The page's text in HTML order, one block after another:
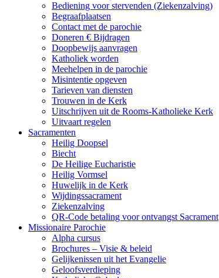
Bediening voor stervenden (Ziekenzalving)
Begraafplaatsen
Contact met de parochie
Doneren € Bijdragen
Doopbewijs aanvragen
Katholiek worden
Meehelpen in de parochie
Misintentie opgeven
Tarieven van diensten
Trouwen in de Kerk
Uitschrijven uit de Rooms-Katholieke Kerk
Uitvaart regelen
Sacramenten
Heilig Doopsel
Biecht
De Heilige Eucharistie
Heilig Vormsel
Huwelijk in de Kerk
Wijdingssacrament
Ziekenzalving
QR-Code betaling voor ontvangst Sacrament
Missionaire Parochie
Alpha cursus
Brochures – Visie & beleid
Gelijkenissen uit het Evangelie
Geloofsverdieping